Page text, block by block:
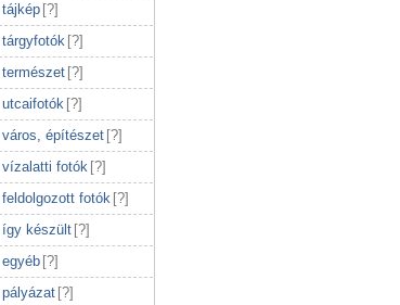
tájkép [?]
tárgyfotók [?]
természet [?]
utcaifotók [?]
város, építészet [?]
vízalatti fotók [?]
feldolgozott fotók [?]
így készült [?]
egyéb [?]
pályázat [?]